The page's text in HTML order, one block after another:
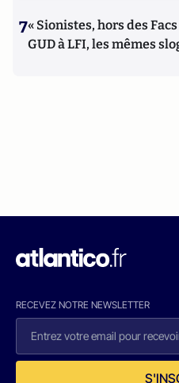
7« Sionistes, hors des
GUD à LFI, les mêmes
RECEVEZ NOTRE NEWSLETTER